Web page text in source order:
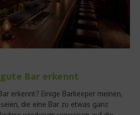
Bar erkennt
erkennt? Einige Barkeeper meinen,
die eine Bar zu etwas ganz